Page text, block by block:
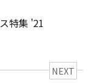
特集 '21
NEXT